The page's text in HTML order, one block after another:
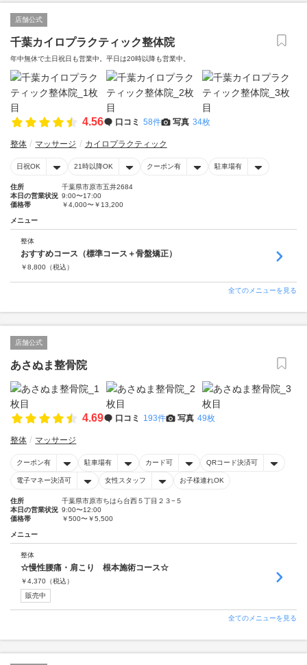
店舗公式
千葉カイロプラクティック整体院
年中無休で土日祝日も営業中。平日は20時以降も営業中。
4.56 口コミ 58件 写真 34枚
整体 マッサージ カイロプラクティック
日祝OK 21時以降OK クーポン有 駐車場有
住所
千葉県市原市五井2684
本日の営業状況 9:00〜17:00
価格帯
￥4,000〜￥13,200
メニュー
整体
おすすめコース（標準コース＋骨盤矯正）
￥8,800 （税込）
全てのメニューを見る
店舗公式
あさぬま整骨院
4.69 口コミ 193件 写真 49枚
整体 マッサージ
クーポン有 駐車場有 カード可 QRコード決済可
電子マネー決済可 女性スタッフ お子様連れOK
住所
千葉県市原市ちはら台西５丁目２３−５
本日の営業状況 9:00〜12:00
価格帯
￥500〜￥5,500
メニュー
整体
☆慢性腰痛・肩こり 根本施術コース☆
￥4,370 （税込）
販売中
全てのメニューを見る